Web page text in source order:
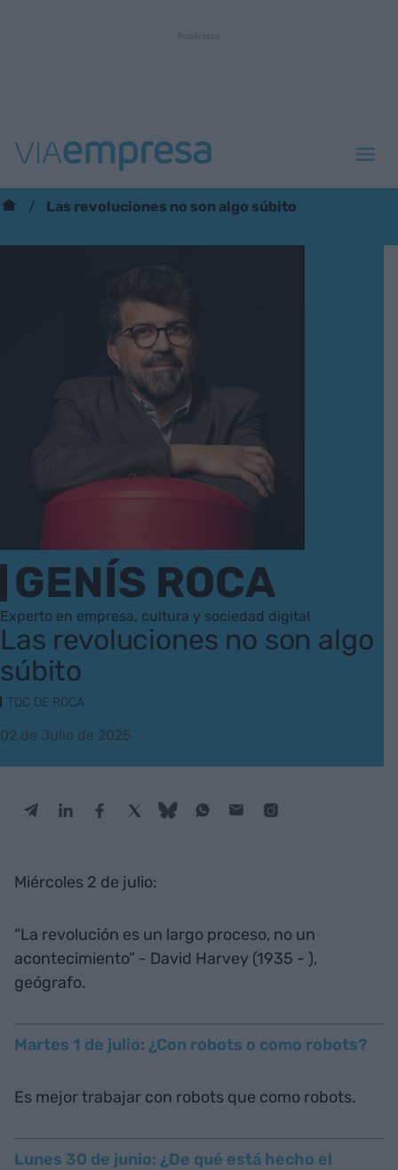
Las revoluciones no son algo súbito
GENÍS ROCA
Experto en empresa, cultura y sociedad digital
Las revoluciones no son algo
súbito
TOC DE ROCA
02 de Julio de 2025
Miércoles 2 de julio:
“La revolución es un largo proceso, no un
acontecimiento” - David Harvey (1935 - ),
geógrafo.
Martes 1 de julio: ¿Con robots o como robots?
Es mejor trabajar con robots que como robots.
Lunes 30 de junio: ¿De qué está hecho el